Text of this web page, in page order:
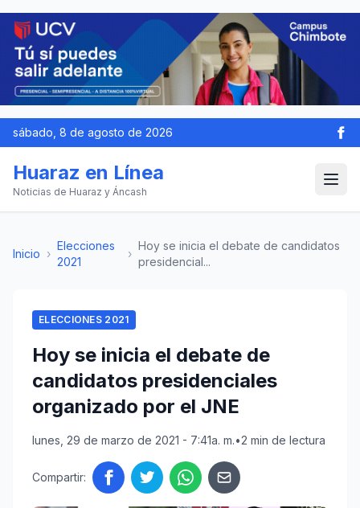
sábado, 8 de agosto de 2026
Huaraz en Línea
Noticias de Huaraz y Áncash
Inicio ›
Elecciones
2021
›
Hoy se inicia el debate de candidatos
presidencial...
ELECCIONES 2021
Hoy se inicia el debate de
candidatos presidenciales
organizado por el JNE
lunes, 29 de marzo de 2021 - 7:41a. m.•2 min de lectura
Compartir: